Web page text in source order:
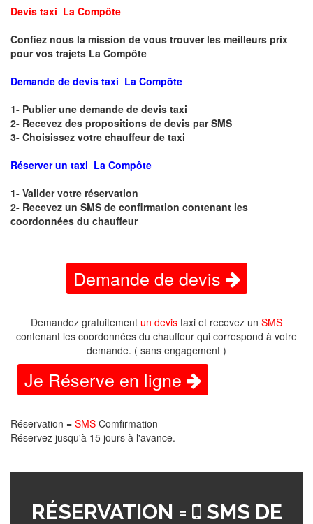
Devis taxi La Compôte
Confiez nous la mission de vous trouver les meilleurs prix
pour vos trajets La Compôte
Demande de devis taxi La Compôte
1- Publier une demande de devis taxi
2- Recevez des propositions de devis par SMS
3- Choisissez votre chauffeur de taxi
Réserver un taxi La Compôte
1- Valider votre réservation
2- Recevez un SMS de confirmation contenant les
coordonnées du chauffeur
Demande de devis
Demandez gratuitement un devis taxi et recevez un SMS
contenant les coordonnées du chauffeur qui correspond à votre
demande. ( sans engagement )
Je Réserve en ligne
Réservation = SMS Comfirmation
Réservez jusqu'à 15 jours à l'avance.
RÉSERVATION =
SMS DE